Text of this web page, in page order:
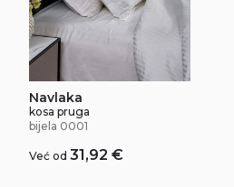
Navlaka
kosa pruga
bijela 0001
Već od31,92€